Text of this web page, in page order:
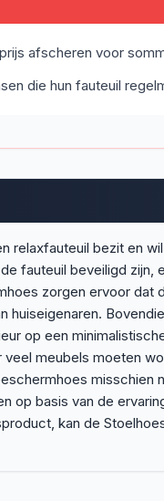
afscheren voor
die hun fauteuil
relaxfauteuil bezit en
fauteuil beveiligd zijn,
zorgen ervoor dat
op een
meubels moeten
misschien
op basis van de
kan de